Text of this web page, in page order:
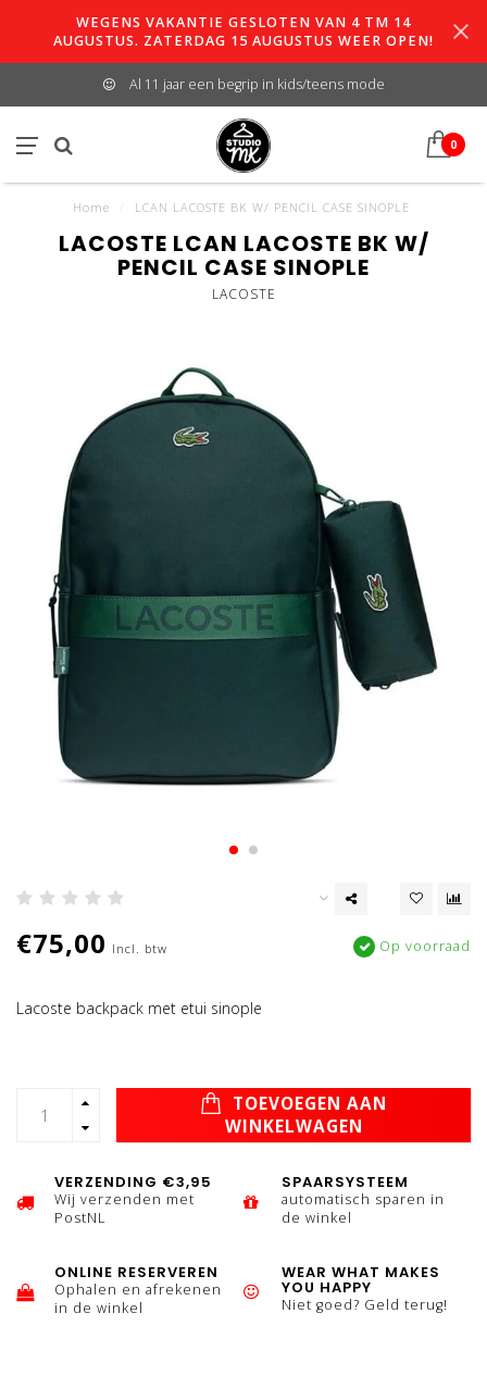
WEGENS VAKANTIE GESLOTEN VAN 4 TM 14
AUGUSTUS. ZATERDAG 15 AUGUSTUS WEER OPEN!
Al 11 jaar een begrip in kids/teens mode
0
Home LCAN LACOSTE BK W/ PENCIL CASE SINOPLE
LACOSTE LCAN LACOSTE BK W/
PENCIL CASE SINOPLE
LACOSTE
€75,00 Incl. btw Op voorraad
Lacoste backpack met etui sinople
TOEVOEGEN AAN
WINKELWAGEN
VERZENDING €3,95
Wij verzenden met
PostNL
SPAARSYSTEEM
automatisch sparen in
de winkel
ONLINE RESERVEREN
Ophalen en afrekenen
in de winkel
WEAR WHAT MAKES
YOU HAPPY
Niet goed? Geld terug!